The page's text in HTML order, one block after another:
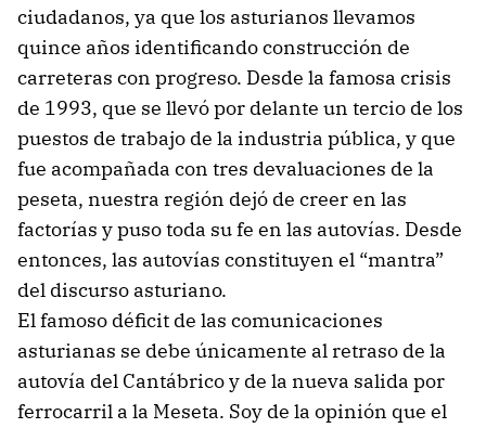
ciudadanos, ya que los asturianos llevamos
quince años identificando construcción de
carreteras con progreso. Desde la famosa crisis
de 1993, que se llevó por delante un tercio de los
puestos de trabajo de la industria pública, y que
fue acompañada con tres devaluaciones de la
peseta, nuestra región dejó de creer en las
factorías y puso toda su fe en las autovías. Desde
entonces, las autovías constituyen el “mantra”
del discurso asturiano.
El famoso déficit de las comunicaciones
asturianas se debe únicamente al retraso de la
autovía del Cantábrico y de la nueva salida por
ferrocarril a la Meseta. Soy de la opinión que el